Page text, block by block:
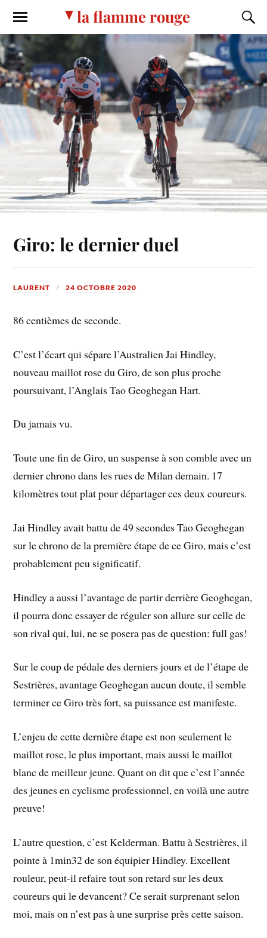
la flamme rouge
Giro: le dernier duel
LAURENT 24 OCTOBRE 2020
86 centièmes de seconde.
C’est l’écart qui sépare l’Australien Jai Hindley,
nouveau maillot rose du Giro, de son plus proche
poursuivant, l’Anglais Tao Geoghegan Hart.
Du jamais vu.
Toute une fin de Giro, un suspense à son comble avec un
dernier chrono dans les rues de Milan demain. 17
kilomètres tout plat pour départager ces deux coureurs.
Jai Hindley avait battu de 49 secondes Tao Geoghegan
sur le chrono de la première étape de ce Giro, mais c’est
probablement peu significatif.
Hindley a aussi l’avantage de partir derrière Geoghegan,
il pourra donc essayer de réguler son allure sur celle de
son rival qui, lui, ne se posera pas de question: full gas!
Sur le coup de pédale des derniers jours et de l’étape de
Sestrières, avantage Geoghegan aucun doute, il semble
terminer ce Giro très fort, sa puissance est manifeste.
L’enjeu de cette dernière étape est non seulement le
maillot rose, le plus important, mais aussi le maillot
blanc de meilleur jeune. Quant on dit que c’est l’année
des jeunes en cyclisme professionnel, en voilà une autre
preuve!
L’autre question, c’est Kelderman. Battu à Sestrières, il
pointe à 1min32 de son équipier Hindley. Excellent
rouleur, peut-il refaire tout son retard sur les deux
coureurs qui le devancent? Ce serait surprenant selon
moi, mais on n’est pas à une surprise près cette saison.